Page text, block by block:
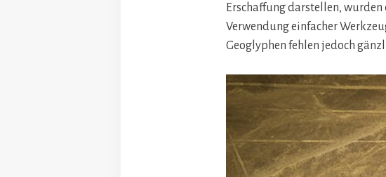
Erschaffung darstellen,
Verwendung einfacher
Geoglyphen fehlen jedoch